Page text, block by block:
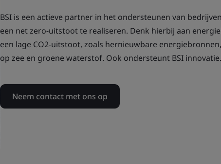
BSI is een actieve partner in het ondersteunen van
een net zero-uitstoot te realiseren. Denk hierbij aan
een lage CO2-uitstoot, zoals hernieuwbare
op zee en groene waterstof. Ook ondersteunt BSI innovatie.
Neem contact met ons op